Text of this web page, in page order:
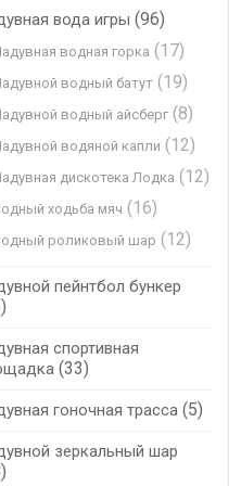
вода игры (96)
водная горка (17)
водный батут (19)
водный айсберг (8)
водяной капли (12)
дискотека Лодка (12)
ходьба мяч (16)
роликовый шар (12)
пейнтбол бункер
спортивная
(33)
гоночная трасса (5)
зеркальный шар